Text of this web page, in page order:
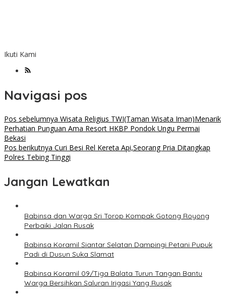
Ikuti Kami
Navigasi pos
Pos sebelumnya Wisata Religius TWI(Taman Wisata Iman)Menarik
Perhatian Punguan Ama Resort HKBP Pondok Ungu Permai
Bekasi
Pos berikutnya Curi Besi Rel Kereta Api,Seorang Pria Ditangkap
Polres Tebing Tinggi
Jangan Lewatkan
Babinsa dan Warga Sri Torop Kompak Gotong Royong
Perbaiki Jalan Rusak
Babinsa Koramil Siantar Selatan Dampingi Petani Pupuk
Padi di Dusun Suka Slamat
Babinsa Koramil 09/Tiga Balata Turun Tangan Bantu
Warga Bersihkan Saluran Irigasi Yang Rusak